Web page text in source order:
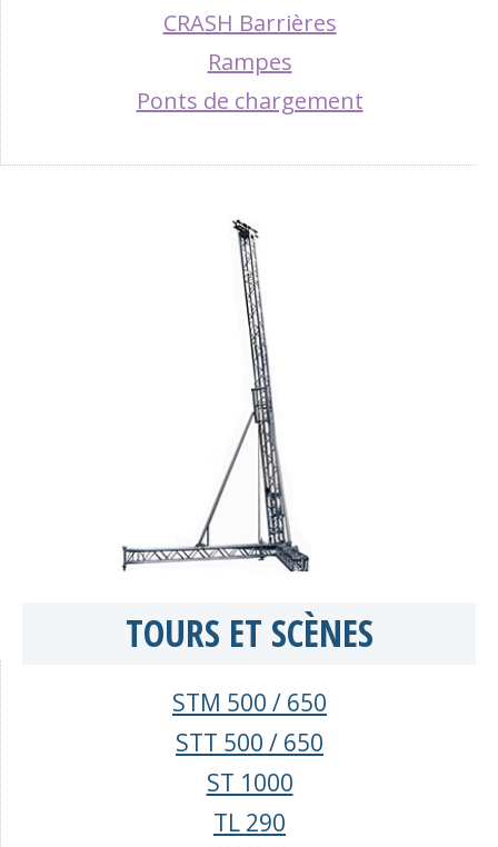
CRASH Barrières
Rampes
Ponts de chargement
TOURS ET SCÈNES
STM 500 / 650
STT 500 / 650
ST 1000
TL 290